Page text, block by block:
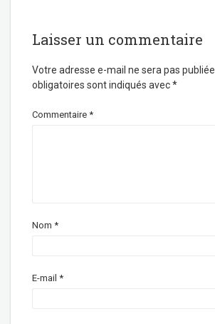
Laisser un commentaire
Votre adresse e-mail ne sera pas publiée.
obligatoires sont indiqués avec*
Commentaire *
Nom *
E-mail *